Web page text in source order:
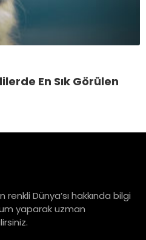
En Sık Görülen
Dünya’sı hakkında bilgi
yaparak uzman